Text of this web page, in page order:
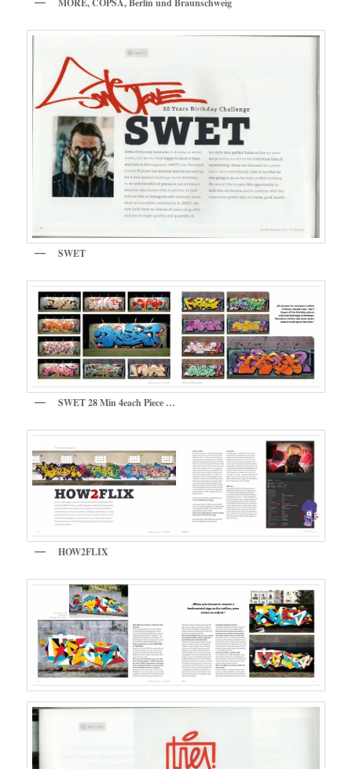
MORE, COPSA, Berlin und Braunschweig
SWET
SWET 28 Min 4each Piece …
HOW2FLIX